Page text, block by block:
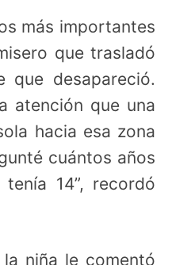
más importantes
que trasladó
que desapareció.
atención que una
hacia esa zona
cuántos años
14”, recordó
niña le comentó